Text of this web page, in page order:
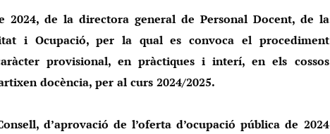
2024, de la directora general de Personal Docent, de la
i Ocupació, per la qual es convoca el procediment
provisional, en pràctiques i interí, en els cossos
docència, per al curs 2024/2025.
d’aprovació de l’oferta d’ocupació pública de 2024